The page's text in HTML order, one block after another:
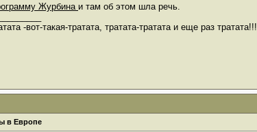
Журбина и там об этом шла речь.
-вот-такая-тратата, тратата-тратата и еще раз тратата!!!
в Европе